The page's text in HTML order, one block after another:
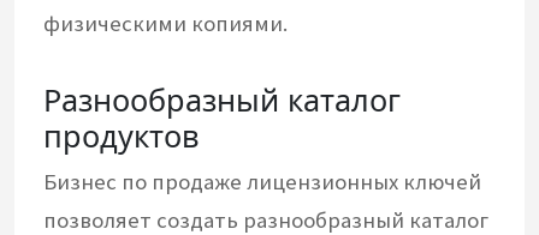
физическими копиями.
Разнообразный каталог
продуктов
Бизнес по продаже лицензионных ключей
позволяет создать разнообразный каталог